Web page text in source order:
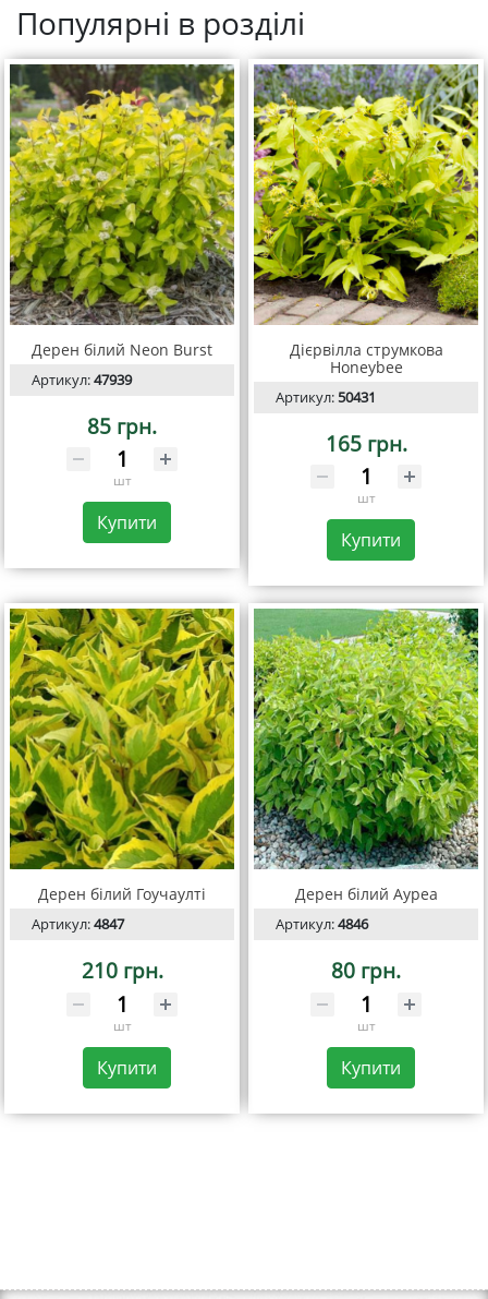
Популярні в розділі
Дерен білий Neon Burst
Артикул:47939
85 грн.
шт
Купити
Дієрвілла струмкова
Honeybee
Артикул:50431
165 грн.
шт
Купити
Дерен білий Гоучаулті
Артикул:4847
210 грн.
шт
Купити
Дерен білий Ауреа
Артикул:4846
80 грн.
шт
Купити